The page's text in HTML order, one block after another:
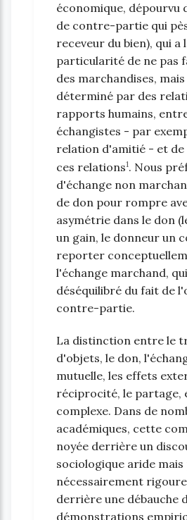
économique, dépourvu
de contre-partie qui
receveur du bien), qui a
particularité de ne pas
des marchandises,
déterminé par des
rapports humains,
échangistes - par
relation d'amitié - et
ces relations1. Nous
d'échange non
de don pour rompre
asymétrie dans le don
un gain, le donneur un
reporter
l'échange marchand,
déséquilibré du fait de
contre-partie.
La distinction entre le
d'objets, le don,
mutuelle, les effets
réciprocité, le partage,
complexe. Dans de
académiques, cette
noyée derrière un
sociologique aride mais
nécessairement
derrière une débauche
démonstrations